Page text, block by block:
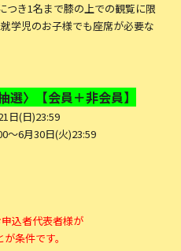
き1名まで膝の上での観覧に限
学児のお子様でも座席が必要な
選〉【会員＋非会員】
⽇(日)23:59
～6月30日(火)23:59
込者代表者様が
条件です。